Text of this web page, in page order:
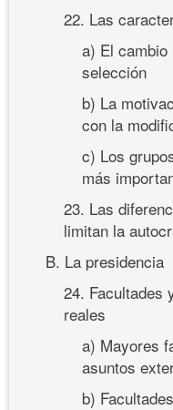
22. Las
a) El
selección
b) La
con la
c) Los
más
23. Las
limitan la
B. La presidencia
24. Facultades
reales
a) Mayores
asuntos
b)